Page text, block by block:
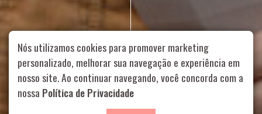
Rua Aurélia, 1714 – Vila Romana, São Paulo – SP | 55 11
99178-5848 | contato@nucleofood.com
Role para continar
Nós utilizamos cookies para promover marketing
personalizado, melhorar sua navegação e experiência em
nosso site. Ao continuar navegando, você concorda com a
nossa Política de Privacidade